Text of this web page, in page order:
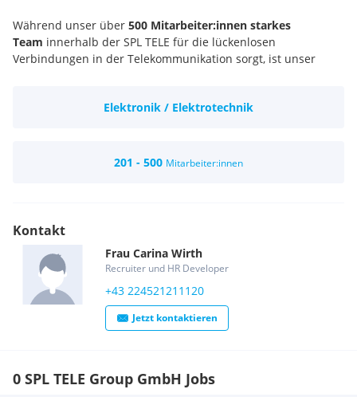
Während unser über 500 Mitarbeiter:innen starkes
Team innerhalb der SPL TELE für die lückenlosen
Verbindungen in der Telekommunikation sorgt, ist unser
für innovative Mobilitätskonzepte, die den Umweltschutz auf
Ob in einem überschaubaren Team oder als Teil eines
Elektronik / Elektrotechnik
201 - 500 Mitarbeiter:innen
Kontakt
Frau Carina Wirth
Recruiter und HR Developer
+43 224521211120
Jetzt kontaktieren
0 SPL TELE Group GmbH Jobs